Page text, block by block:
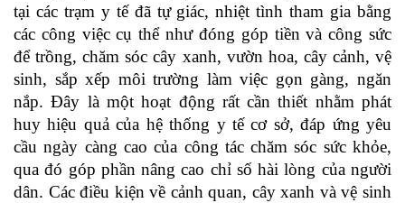
tại các trạm y tế đã tự giác, nhiệt tình tham gia bằng
các công việc cụ thể như đóng góp tiền và công sức
để trồng, chăm sóc cây xanh, vườn hoa, cây cảnh, vệ
sinh, sắp xếp môi trường làm việc gọn gàng, ngăn
nắp. Đây là một hoạt động rất cần thiết nhằm phát
huy hiệu quả của hệ thống y tế cơ sở, đáp ứng yêu
cầu ngày càng cao của công tác chăm sóc sức khỏe,
qua đó góp phần nâng cao chỉ số hài lòng của người
dân. Các điều kiện về cảnh quan, cây xanh và vệ sinh